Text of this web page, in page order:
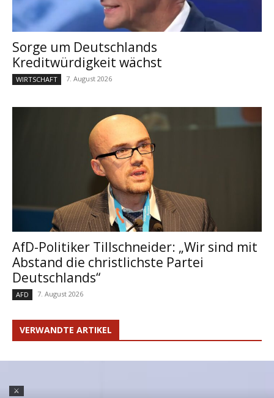
Sorge um Deutschlands
Kreditwürdigkeit wächst
WIRTSCHAFT 7. August 2026
AfD-Politiker Tillschneider: „Wir sind mit
Abstand die christlichste Partei
Deutschlands“
AFD 7. August 2026
VERWANDTE ARTIKEL
⚔